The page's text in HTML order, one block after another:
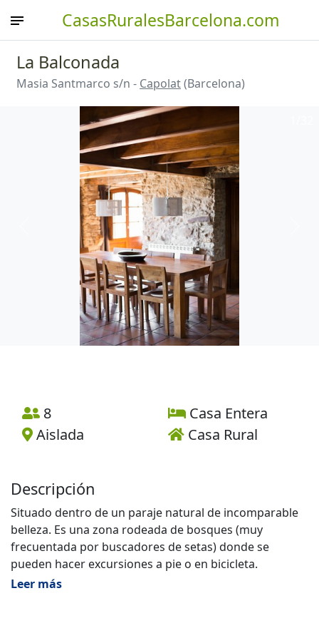
CasasRuralesBarcelona.com
La Balconada
Masia Santmarco s/n - Capolat(Barcelona)
8
Casa Entera
Aislada
Casa Rural
Descripción
Situado dentro de un paraje natural de incomparable
belleza. Es una zona rodeada de bosques (muy
frecuentada por buscadores de setas) donde se
pueden hacer excursiones a pie o en bicicleta.
Accesible por carretera asfaltada, está a solamente 15
Leer más